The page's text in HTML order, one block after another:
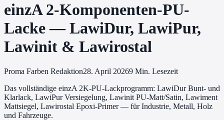
einzA 2-Komponenten-PU-
Lacke — LawiDur, LawiPur,
Lawinit & Lawirostal
Proma Farben Redaktion28. April 20269 Min. Lesezeit
Das vollständige einzA 2K-PU-Lackprogramm: LawiDur Bunt- und
Klarlack, LawiPur Versiegelung, Lawinit PU-Matt/Satin, Lawiment
Mattsiegel, Lawirostal Epoxi-Primer — für Industrie, Metall, Holz
und Fahrzeuge.